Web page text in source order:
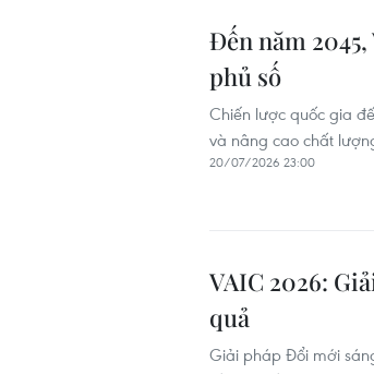
Đến năm
phủ số
Chiến lược quốc gia
và nâng cao chất
20/07/2026 23:00
VAIC 2026:
quả
Giải pháp Đổi mới